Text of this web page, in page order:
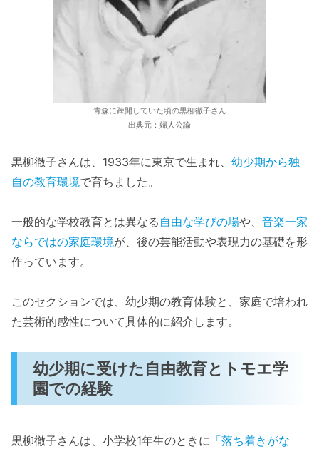
青森に疎開していた頃の黒柳徹子さん
出典元：婦人公論
黒柳徹子さんは、1933年に東京で生まれ、 幼少期から独
自の教育環境で育ちました。
一般的な学校教育とは異なる 自由な学びの場や、 音楽一家
ならではの家庭環境が、後の芸能活動や表現力の基礎を形
作っています。
このセクションでは、幼少期の教育体験と、家庭で培われ
た芸術的感性について具体的に紹介します。
幼少期に受けた自由教育とトモエ学
園での経験
黒柳徹子さんは、小学校1年生のときに 「落ち着きがな